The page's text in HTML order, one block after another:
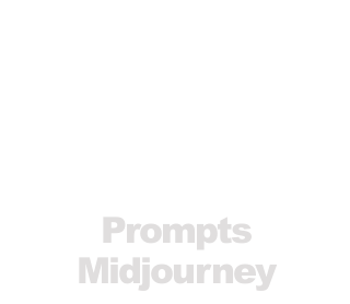
Prompts
Midjourney